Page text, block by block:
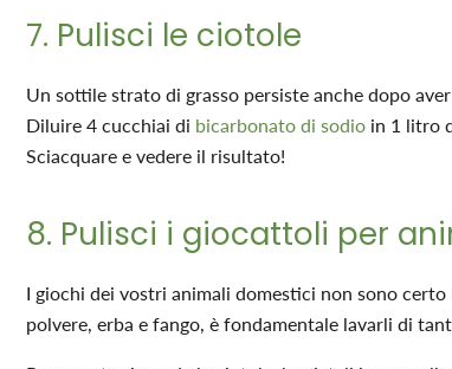
7. Pulisci le ciotole
Un sottile strato di grasso persiste anche dopo
Diluire 4 cucchiai di bicarbonato di sodioin 1 litro
Sciacquare e vedere il risultato!
8. Pulisci i giocattoli per
I giochi dei vostri animali domestici non sono
polvere, erba e fango, è fondamentale lavarli di